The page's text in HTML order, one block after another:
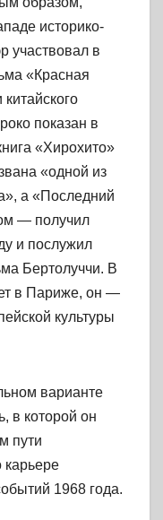
историко-
участвовал в
«Красная
показан в
«Хирохито»
«одной из
а «Последний
— получил
и послужил
Бертолуччи. В
в Париже, он —
культуры
варианте
в которой он
пути
карьере
1968 года.